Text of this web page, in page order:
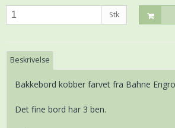
Stk
Beskrivelse
Bakkebord kobber farvet fra Bahne
Det fine bord har 3 ben.